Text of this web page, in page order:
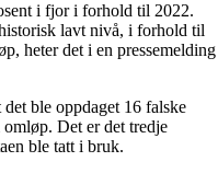
i fjor i forhold til 2022.
lavt nivå, i forhold til
heter det i en pressemelding
ble oppdaget 16 falske
Det er det tredje
ble tatt i bruk.